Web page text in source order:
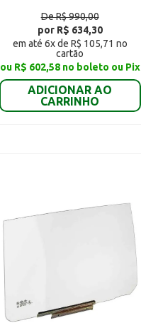
De R$ 990,00
por R$ 634,30
em até 6x de R$ 105,71 no
cartão
ou R$ 602,58 no boleto ou Pix
ADICIONAR AO
CARRINHO